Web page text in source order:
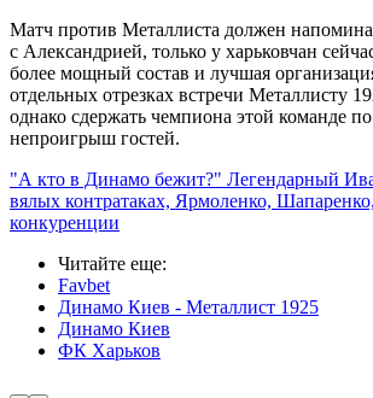
Матч против Металлиста должен
с Александрией, только у харьковчан
более мощный состав и лучшая
отдельных отрезках встречи Металлисту
однако сдержать чемпиона этой команде
непроигрыш гостей.
"А кто в Динамо бежит?" Легендарный
вялых контратаках, Ярмоленко,
конкуренции
Читайте еще:
Favbet
Динамо Киев - Металлист 1925
Динамо Киев
ФК Харьков